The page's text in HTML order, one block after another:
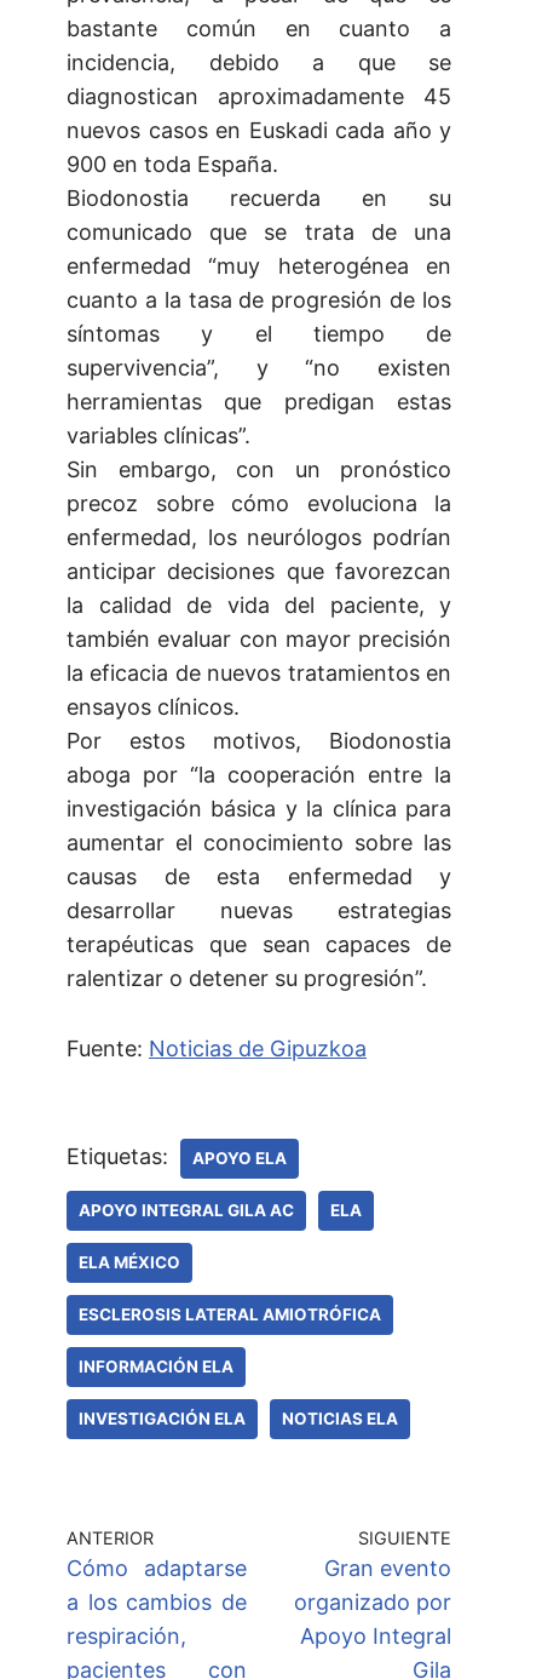
bastante común en cuanto a
incidencia, debido a que se
diagnostican aproximadamente 45
nuevos casos en Euskadi cada año y
900 en toda España.
Biodonostia recuerda en su
comunicado que se trata de una
enfermedad “muy heterogénea en
cuanto a la tasa de progresión de los
síntomas y el tiempo de
supervivencia”, y “no existen
herramientas que predigan estas
variables clínicas”.
Sin embargo, con un pronóstico
precoz sobre cómo evoluciona la
enfermedad, los neurólogos podrían
anticipar decisiones que favorezcan
la calidad de vida del paciente, y
también evaluar con mayor precisión
la eficacia de nuevos tratamientos en
ensayos clínicos.
Por estos motivos, Biodonostia
aboga por “la cooperación entre la
investigación básica y la clínica para
aumentar el conocimiento sobre las
causas de esta enfermedad y
desarrollar nuevas estrategias
terapéuticas que sean capaces de
ralentizar o detener su progresión”.
Fuente: Noticias de Gipuzkoa
Etiquetas: APOYO ELA
APOYO INTEGRAL GILA AC ELA
ELA MÉXICO
ESCLEROSIS LATERAL AMIOTRÓFICA
INFORMACIÓN ELA
INVESTIGACIÓN ELA NOTICIAS ELA
ANTERIOR
Cómo adaptarse
a los cambios de
respiración,
pacientes con
SIGUIENTE
Gran evento
organizado por
Apoyo Integral
Gila